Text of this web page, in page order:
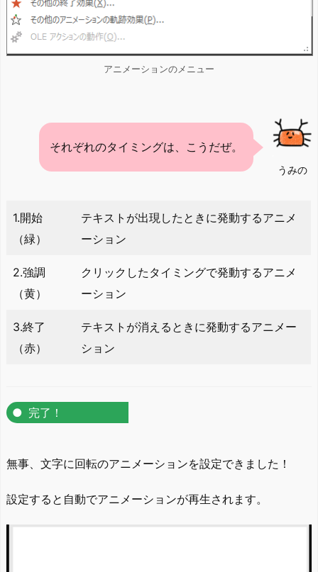
アニメーションのメニュー
うみの
それぞれのタイミングは、こうだぜ。
1.開始
（緑）
テキストが出現したときに発動するアニメ
ーション
2.強調
（黄）
クリックしたタイミングで発動するアニメ
ーション
3.終了
（赤）
テキストが消えるときに発動するアニメー
ション
完了！
無事、文字に回転のアニメーションを設定できました！
設定すると自動でアニメーションが再生されます。